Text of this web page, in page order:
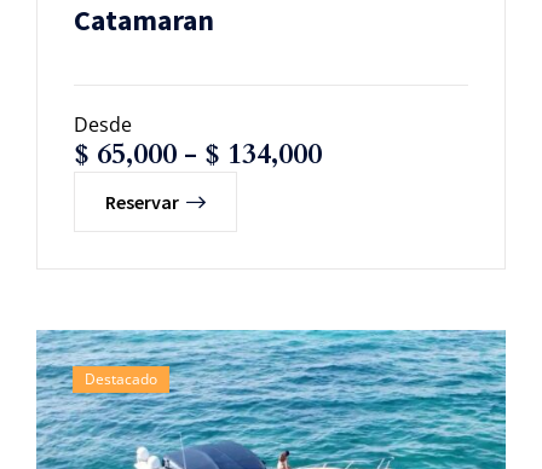
Catamaran
Desde
$ 65,000 - $ 134,000
Reservar
Destacado